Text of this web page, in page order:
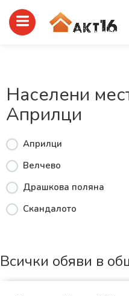
Населени
Априлци
Априлци
Велчево
Драшкова поляна
Скандалото
Всички обяви в